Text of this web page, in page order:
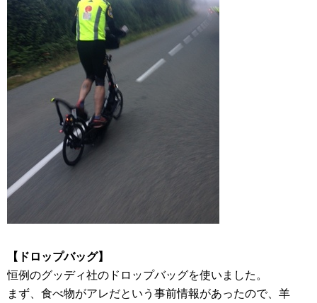
【ドロップバッグ】
恒例のグッディ社のドロップバッグを使いました。
まず、食べ物がアレだという事前情報があったので、羊